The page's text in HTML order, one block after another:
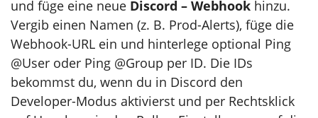
und füge eine neue Discord – Webhook hinzu.
Vergib einen Namen (z. B. Prod-Alerts), füge die
Webhook-URL ein und hinterlege optional Ping
@User oder Ping @Group per ID. Die IDs
bekommst du, wenn du in Discord den
Developer-Modus aktivierst und per Rechtsklick